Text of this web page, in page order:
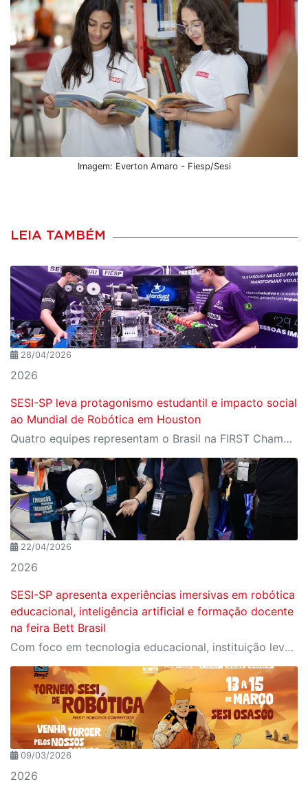
Imagem: Everton Amaro - Fiesp/Sesi
LEIA TAMBÉM
28/04/2026
2026
SESI-SP leva protagonismo estudantil e impacto social
ao Mundial de Robótica em Houston
Quatro equipes representam o Brasil na FIRST Championship e mostram como a robótica transforma comunidades, amplia o acesso à educação e projeta futuros na ciência e tecnologia
22/04/2026
2026
SESI-SP apresenta experiências imersivas em robótica
educacional, inteligência artificial e formação docente
na feira Bett Brasil
Com foco em tecnologia educacional, instituição leva ao maior evento de educação da América Latina soluções que conectam escola, inovação e mundo do trabalho. Inscrições gratuitas
09/03/2026
2026